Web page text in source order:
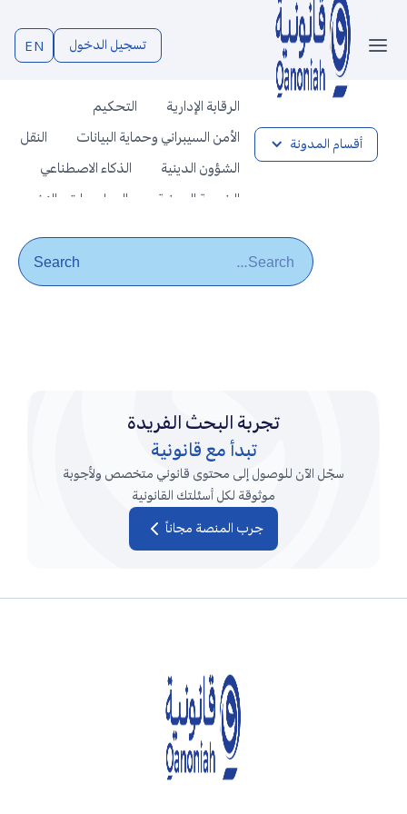
تسجيل الدخول EN
أقسام المدونة
الرقابة الإدارية
التحكيم
الأمن السيبراني وحماية البيانات
النقل
الشؤون الدينية
الذكاء الاصطناعي
الخدمة المدنية
المطبوعات والنشر
التجارة والأعمال
العلامات التجارية
مزاولة المهن الصحية
السوابق القضائية في الأحوال الشخصية
ملكية الوحدات العقارية وفرزها
المنافسات
دعم المحتوى المحلي
التفسير التشريعي
العمل والعمال
جرب المنصة مجاناً
تجربة البحث الفريدة
تبدأ مع قانونية
سجّل الآن للوصول إلى محتوى قانوني متخصص ولأجوبة
موثوقة لكل أسئلتك القانونية